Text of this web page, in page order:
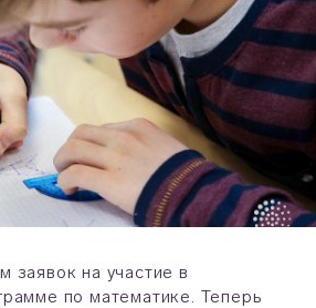
заявок на участие в
по математике. Теперь